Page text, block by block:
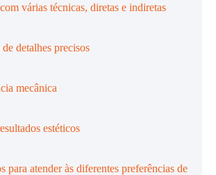
várias técnicas, diretas e indiretas
detalhes precisos
mecânica
estéticos
para atender às diferentes preferências de